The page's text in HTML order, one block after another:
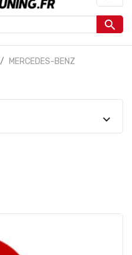

MERCEDES-BENZ